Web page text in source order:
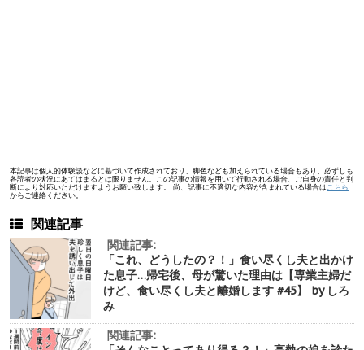
本記事は個人的体験談などに基づいて作成されており、脚色なども加えられている場合もあり、必ずしも
各読者の状況にあてはまるとは限りません。この記事の情報を用いて行動される場合、ご自身の責任と判
断により対応いただけますようお願い致します。 尚、記事に不適切な内容が含まれている場合は こちら
からご連絡ください。
関連記事
関連記事:
「これ、どうしたの？！」食い尽くし夫と出かけ
た息子…帰宅後、母が驚いた理由は【専業主婦だ
けど、食い尽くし夫と離婚します #45】 by しろ
み
関連記事: